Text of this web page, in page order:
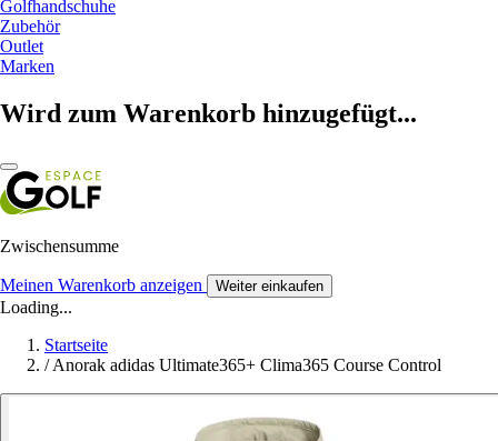
Golfhandschuhe
Zubehör
Outlet
Marken
Wird zum Warenkorb hinzugefügt...
Zwischensumme
Meinen Warenkorb anzeigen Weiter einkaufen
Loading...
Startseite
/ Anorak adidas Ultimate365+ Clima365 Course Control